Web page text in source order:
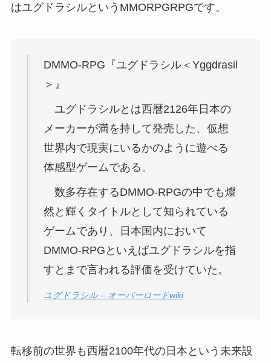
はユグドラシルというMMORPGRPGです。
DMMO-RPG『ユグドラシル＜Yggdrasil
＞』
ユグドラシルとは西暦2126年日本の
メーカーが満を持して発売した、仮想
世界内で現実にいるかのように遊べる
体感型ゲームである。
数多存在するDMMO-RPGの中でも燦
然と輝くタイトルとして知られている
ゲームであり、日本国内において
DMMO-RPGといえばユグドラシルを指
すとまで言われる評価を受けていた。
ユグドラシル – オーバーロードwiki
転移前の世界も西暦2100年代の日本という未来設